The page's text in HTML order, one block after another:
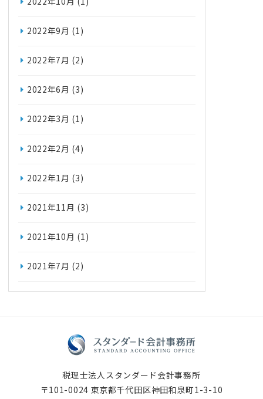
2022年9月 (1)
2022年7月 (2)
2022年6月 (3)
2022年3月 (1)
2022年2月 (4)
2022年1月 (3)
2021年11月 (3)
2021年10月 (1)
2021年7月 (2)
税理士法人スタンダード会計事務所
〒101-0024 東京都千代田区神田和泉町1-3-10